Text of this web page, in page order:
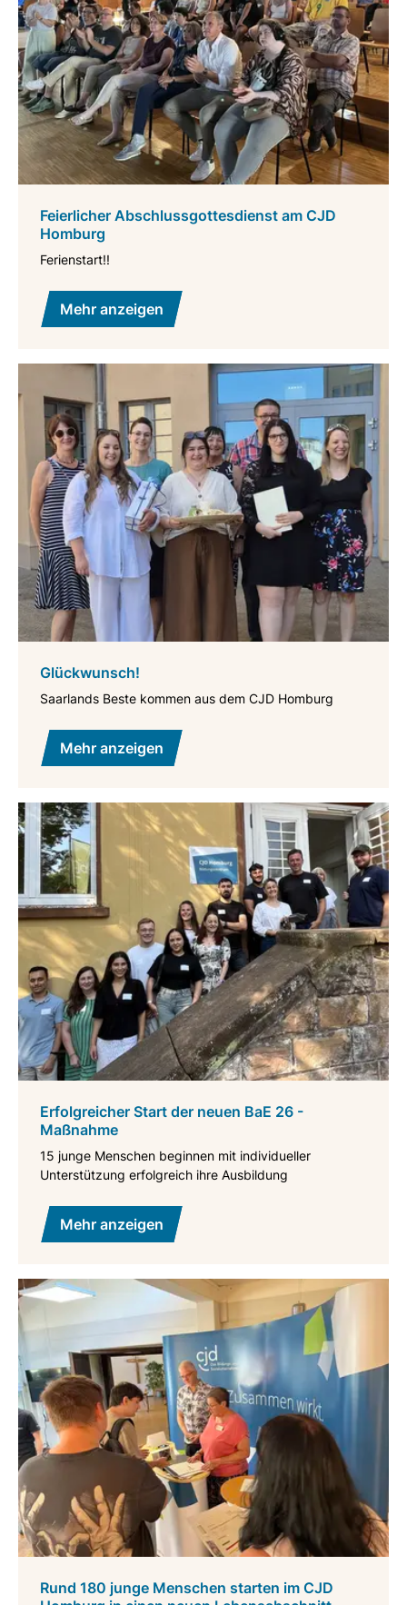
Feierlicher Abschlussgottesdienst am CJD
Homburg
Ferienstart!!
Mehr anzeigen
Glückwunsch!
Saarlands Beste kommen aus dem CJD Homburg
Mehr anzeigen
Erfolgreicher Start der neuen BaE 26 -
Maßnahme
15 junge Menschen beginnen mit individueller
Unterstützung erfolgreich ihre Ausbildung
Mehr anzeigen
Rund 180 junge Menschen starten im CJD